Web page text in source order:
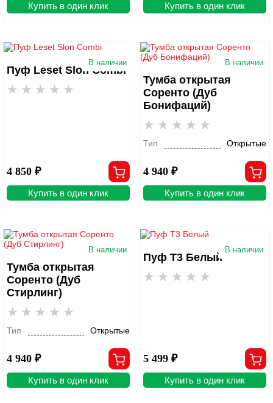
Купить в один клик Купить в один клик
В наличии
Пуф Leset Slon Combi
4 850 ₽
Купить в один клик
В наличии
Тумба открытая
Соренто (Дуб
Бонифаций)
Тип Открытые
4 940 ₽
Купить в один клик
В наличии
Тумба открытая
Соренто (Дуб
Стирлинг)
Тип Открытые
4 940 ₽
Купить в один клик
В наличии
Пуф Т3 Белый
5 499 ₽
Купить в один клик